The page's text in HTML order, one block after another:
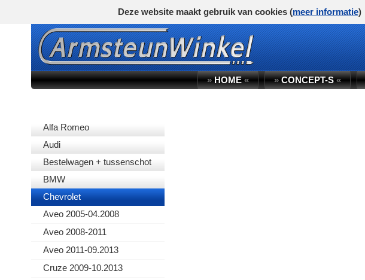
»HOME« »CONCEPT-S«
Alfa Romeo
Audi
Bestelwagen + tussenschot
BMW
Chevrolet
Aveo 2005-04.2008
Aveo 2008-2011
Aveo 2011-09.2013
Cruze 2009-10.2013
Deze website maakt gebruik van cookies (meer informatie)